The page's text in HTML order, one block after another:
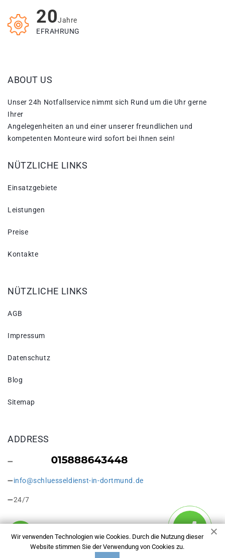
20Jahre
EFRAHRUNG
Wir verwenden Technologien wie Cookies. Durch die Nutzung dieser
Website stimmen Sie der Verwendung von Cookies zu.
ABOUT US
Unser 24h Notfallservice nimmt sich Rund um die Uhr gerne
Ihrer
Angelegenheiten an und einer unserer freundlichen und
kompetenten Monteure wird sofort bei Ihnen sein!
NÜTZLICHE LINKS
Einsatzgebiete
Leistungen
Preise
Kontakte
NÜTZLICHE LINKS
AGB
Impressum
Datenschutz
Blog
Sitemap
ADDRESS
info@schluesseldienst-in-dortmund.de
24/7
Copyright © 2026 Schlosswechsel Dortmund. Alle Rechte